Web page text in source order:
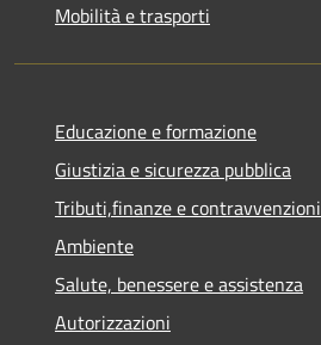
Mobilità e trasporti
Educazione e formazione
Giustizia e sicurezza pubblica
Tributi,finanze e contravvenzioni
Ambiente
Salute, benessere e assistenza
Autorizzazioni